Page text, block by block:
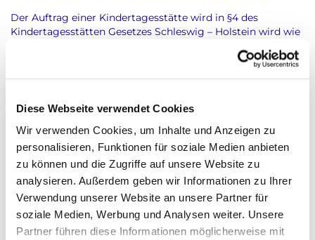
Diese Webseite verwendet Cookies
Wir verwenden Cookies, um Inhalte und Anzeigen zu
personalisieren, Funktionen für soziale Medien anbieten
zu können und die Zugriffe auf unsere Website zu
analysieren. Außerdem geben wir Informationen zu Ihrer
Verwendung unserer Website an unsere Partner für
soziale Medien, Werbung und Analysen weiter. Unsere
Partner führen diese Informationen möglicherweise mit
Der Auftrag einer Kindertagesstätte wird in §4 des
Kindertagesstätten Gesetzes Schleswig – Holstein wird wie
„Die Kindertagesstätten haben einen eigenen Betreuungs-,
gemeinschaftsfähigen Persönlichkeit zu unterstützen und
das leibliche, seelische und geistige Wohl des Kindes zu
Unter anderem heißt es in § 5, dass die Kinder ihrem
Entwicklungsstand entsprechend und unter dem Aspekt
der Ganzheitlichkeit betreut, erzogen und gebildet werden
sollen.
Die pädagogischen Fachkräfte